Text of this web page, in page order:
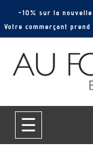
-10% sur la nouvelle
Votre commerçant
Basculer
la
☰